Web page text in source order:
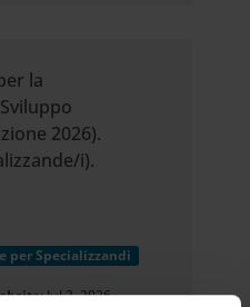
la
2026).
i).
per Specializzandi
Jul 2, 2026